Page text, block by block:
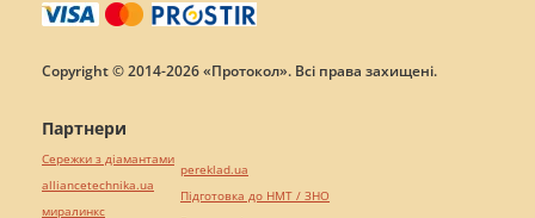
Copyright © 2014-2026 «Протокол». Всі права захищені.
Партнери
Сережки з діамантами
alliancetechnika.ua
миралинкс
pereklad.ua
Підготовка до НМТ / ЗНО